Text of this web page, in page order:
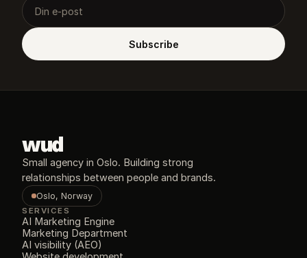
Subscribe
wud
Small agency in Oslo. Building strong
relationships between people and brands.
Oslo, Norway
SERVICES
AI Marketing Engine
Marketing Department
AI visibility (AEO)